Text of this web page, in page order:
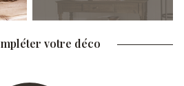
votre déco